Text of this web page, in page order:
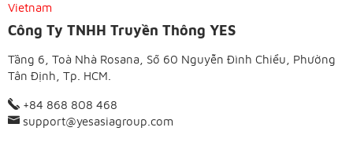
Vietnam
Công Ty TNHH Truyền Thông YES
Tầng 6, Toà Nhà Rosana, Số 60 Nguyễn Đình Chiểu, Phường
Tân Định, Tp. HCM.
+84 868 808 468
support@yesasiagroup.com